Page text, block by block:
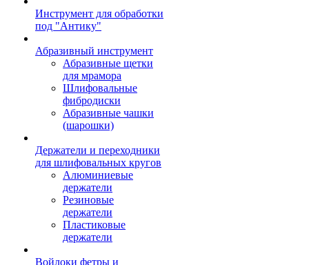
Инструмент для обработки
под "Антику"
Абразивный инструмент
Абразивные щетки
для мрамора
Шлифовальные
фибродиски
Абразивные чашки
(шарошки)
Держатели и переходники
для шлифовальных кругов
Алюминиевые
держатели
Резиновые
держатели
Пластиковые
держатели
Войлоки фетры и